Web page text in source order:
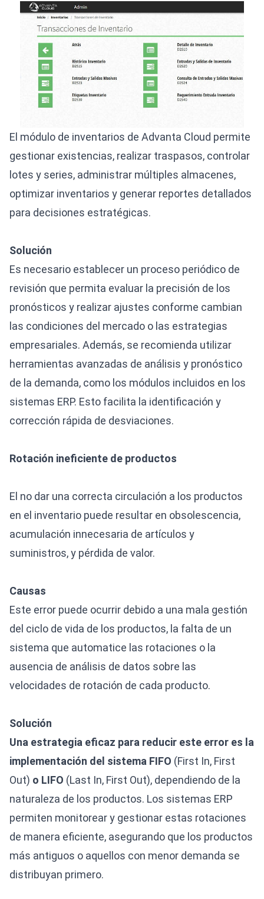
El módulo de inventarios de Advanta Cloud permite
gestionar existencias, realizar traspasos, controlar
lotes y series, administrar múltiples almacenes,
optimizar inventarios y generar reportes detallados
para decisiones estratégicas.
Solución
Es necesario establecer un proceso periódico de
revisión que permita evaluar la precisión de los
pronósticos y realizar ajustes conforme cambian
las condiciones del mercado o las estrategias
empresariales. Además, se recomienda utilizar
herramientas avanzadas de análisis y pronóstico
de la demanda, como los módulos incluidos en los
sistemas ERP. Esto facilita la identificación y
corrección rápida de desviaciones.
Rotación ineficiente de productos
El no dar una correcta circulación a los productos
en el inventario puede resultar en obsolescencia,
acumulación innecesaria de artículos y
suministros, y pérdida de valor.
Causas
Este error puede ocurrir debido a una mala gestión
del ciclo de vida de los productos, la falta de un
sistema que automatice las rotaciones o la
ausencia de análisis de datos sobre las
velocidades de rotación de cada producto.
Solución
Una estrategia eficaz para reducir este error es la
implementación del sistema FIFO (First In, First
Out) o LIFO (Last In, First Out), dependiendo de la
naturaleza de los productos. Los sistemas ERP
permiten monitorear y gestionar estas rotaciones
de manera eficiente, asegurando que los productos
más antiguos o aquellos con menor demanda se
distribuyan primero.